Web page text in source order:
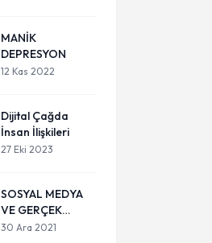
MANİK
DEPRESYON
12 Kas 2022
Dijital Çağda
İnsan İlişkileri
27 Eki 2023
SOSYAL MEDYA
VE GERÇEK
BENLİK
30 Ara 2021